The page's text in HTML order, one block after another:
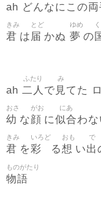
ah どんなにこの
君
きみ
は 届
とど
かぬ 夢
ゆめ
の
ah 二人
ふたり
で 見
み
てた
幼
おさ
な顔
がお
に似合
にあ
わ
君
きみ
を彩
いろど
る想
おも
い出
で
物語
ものがたり